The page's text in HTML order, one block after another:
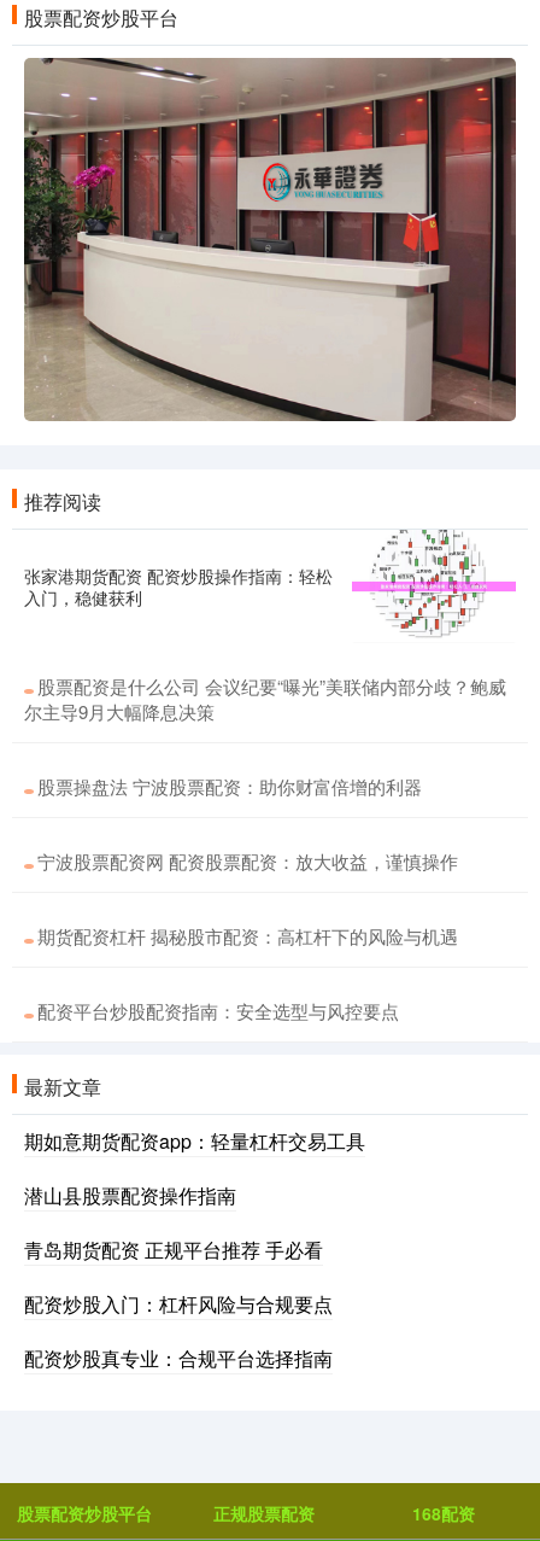
股票配资炒股平台
推荐阅读
张家港期货配资 配资炒股操作指南：轻松
入门，稳健获利
股票配资是什么公司 会议纪要“曝光”美联储内部分歧？鲍威
尔主导9月大幅降息决策
股票操盘法 宁波股票配资：助你财富倍增的利器
宁波股票配资网 配资股票配资：放大收益，谨慎操作
期货配资杠杆 揭秘股市配资：高杠杆下的风险与机遇
配资平台炒股配资指南：安全选型与风控要点
最新文章
期如意期货配资app：轻量杠杆交易工具
潜山县股票配资操作指南
青岛期货配资 正规平台推荐 手必看
配资炒股入门：杠杆风险与合规要点
配资炒股真专业：合规平台选择指南
股票配资炒股平台 正规股票配资 168配资